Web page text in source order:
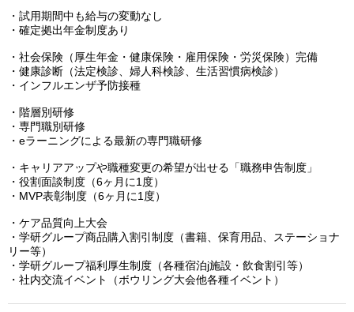
・試用期間中も給与の変動なし
・確定拠出年金制度あり
・社会保険（厚生年金・健康保険・雇用保険・労災保険）完備
・健康診断（法定検診、婦人科検診、生活習慣病検診）
・インフルエンザ予防接種
・階層別研修
・専門職別研修
・eラーニングによる最新の専門職研修
・キャリアアップや職種変更の希望が出せる「職務申告制度」
・役割面談制度（6ヶ月に1度）
・MVP表彰制度（6ヶ月に1度）
・ケア品質向上大会
・学研グループ商品購入割引制度（書籍、保育用品、ステーショナ
リー等）
・学研グループ福利厚生制度（各種宿泊j施設・飲食割引等）
・社内交流イベント（ボウリング大会他各種イベント）